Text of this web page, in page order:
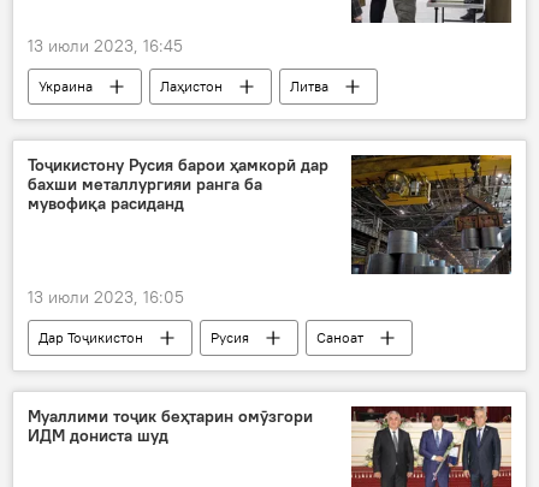
13 июли 2023, 16:45
Украина Лаҳистон
Литва
Сиёсат
Русия НАТО
Тоҷикистону Русия барои ҳамкорӣ дар
бахши металлургияи ранга ба
мувофиқа расиданд
13 июли 2023, 16:05
Дар Тоҷикистон Русия
Саноат
ҳамкорӣ
Муаллими тоҷик беҳтарин омӯзгори
ИДМ дониста шуд